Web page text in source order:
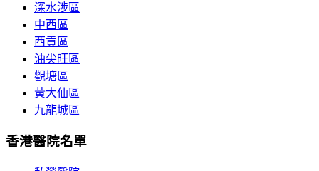
深水涉區
中西區
西貢區
油尖旺區
觀塘區
黃大仙區
九龍城區
香港醫院名單